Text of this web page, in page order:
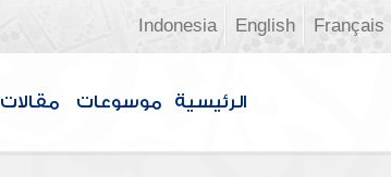
Français
English
Indonesia
الرئيسية موسوعات مقالات